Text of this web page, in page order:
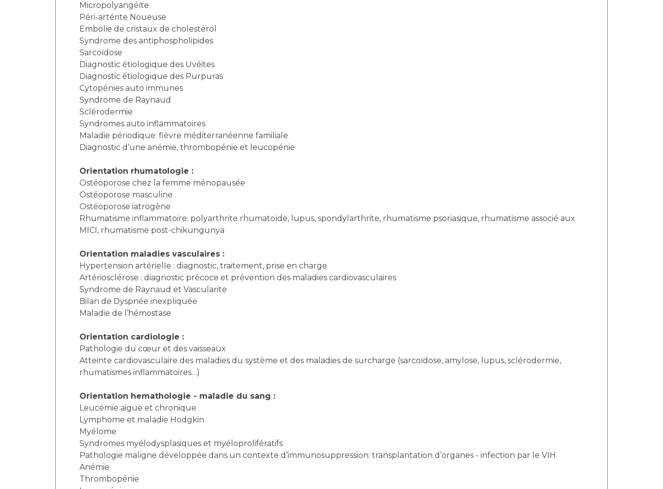
Micropolyangéïte
Péri-artérite Noueuse
Embolie de cristaux de cholestérol
Syndrome des antiphospholipides
Sarcoïdose
Diagnostic étiologique des Uvéites
Diagnostic étiologique des Purpuras
Cytopénies auto immunes
Syndrome de Raynaud
Sclérodermie
Syndromes auto inflammatoires
Maladie périodique: fièvre méditerranéenne familiale
Diagnostic d’une anémie, thrombopénie et leucopénie
Orientation rhumatologie :
Ostéoporose chez la femme ménopausée
Ostéoporose masculine
Ostéoporose iatrogène
Rhumatisme inflammatoire: polyarthrite rhumatoïde, lupus, spondylarthrite, rhumatisme psoriasique, rhumatisme associé aux
MICI, rhumatisme post-chikungunya
Orientation maladies vasculaires :
Hypertension artérielle : diagnostic, traitement, prise en charge
Artériosclérose : diagnostic précoce et prévention des maladies cardiovasculaires
Syndrome de Raynaud et Vascularite
Bilan de Dyspnée inexpliquée
Maladie de l’hémostase
Orientation cardiologie :
Pathologie du cœur et des vaisseaux
Atteinte cardiovasculaire des maladies du système et des maladies de surcharge (sarcoïdose, amylose, lupus, sclérodermie,
rhumatismes inflammatoires…)
Orientation hemathologie - maladie du sang :
Leucémie aiguë et chronique
Lymphome et maladie Hodgkin
Myélome
Syndromes myélodysplasiques et myéloprolifératifs
Pathologie maligne développée dans un contexte d’immunosuppression: transplantation d’organes - infection par le VIH
Anémie
Thrombopénie